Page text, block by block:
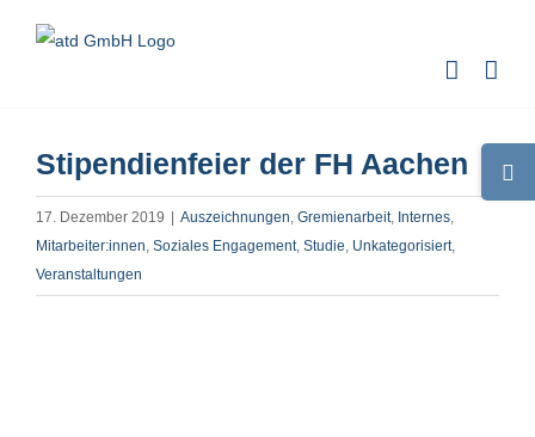
Inhalt
Stipendienfeier der FH Aachen
17. Dezember 2019 Auszeichnungen, Gremienarbeit, Internes,
Mitarbeiter:innen, Soziales Engagement, Studie, Unkategorisiert,
Veranstaltungen
Sliding